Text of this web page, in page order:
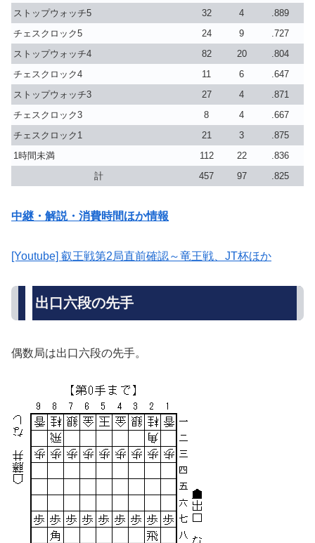
ストップウォッチ5
32 4
.889
チェスクロック5
24 9
.727
ストップウォッチ4
82 20
.804
チェスクロック4
11 6
.647
ストップウォッチ3
27 4
.871
チェスクロック3
8 4
.667
チェスクロック1
21 3
.875
1時間未満
112 22
.836
計
457 97 .825
中継・解説・消費時間ほか情報
[Youtube] 叡王戦第2局直前確認～竜王戦、JT杯ほか
出口六段の先手
偶数局は出口六段の先手。